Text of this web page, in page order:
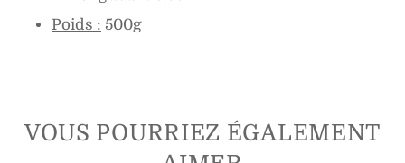
Poids : 500g
VOUS POURRIEZ ÉGALEMENT